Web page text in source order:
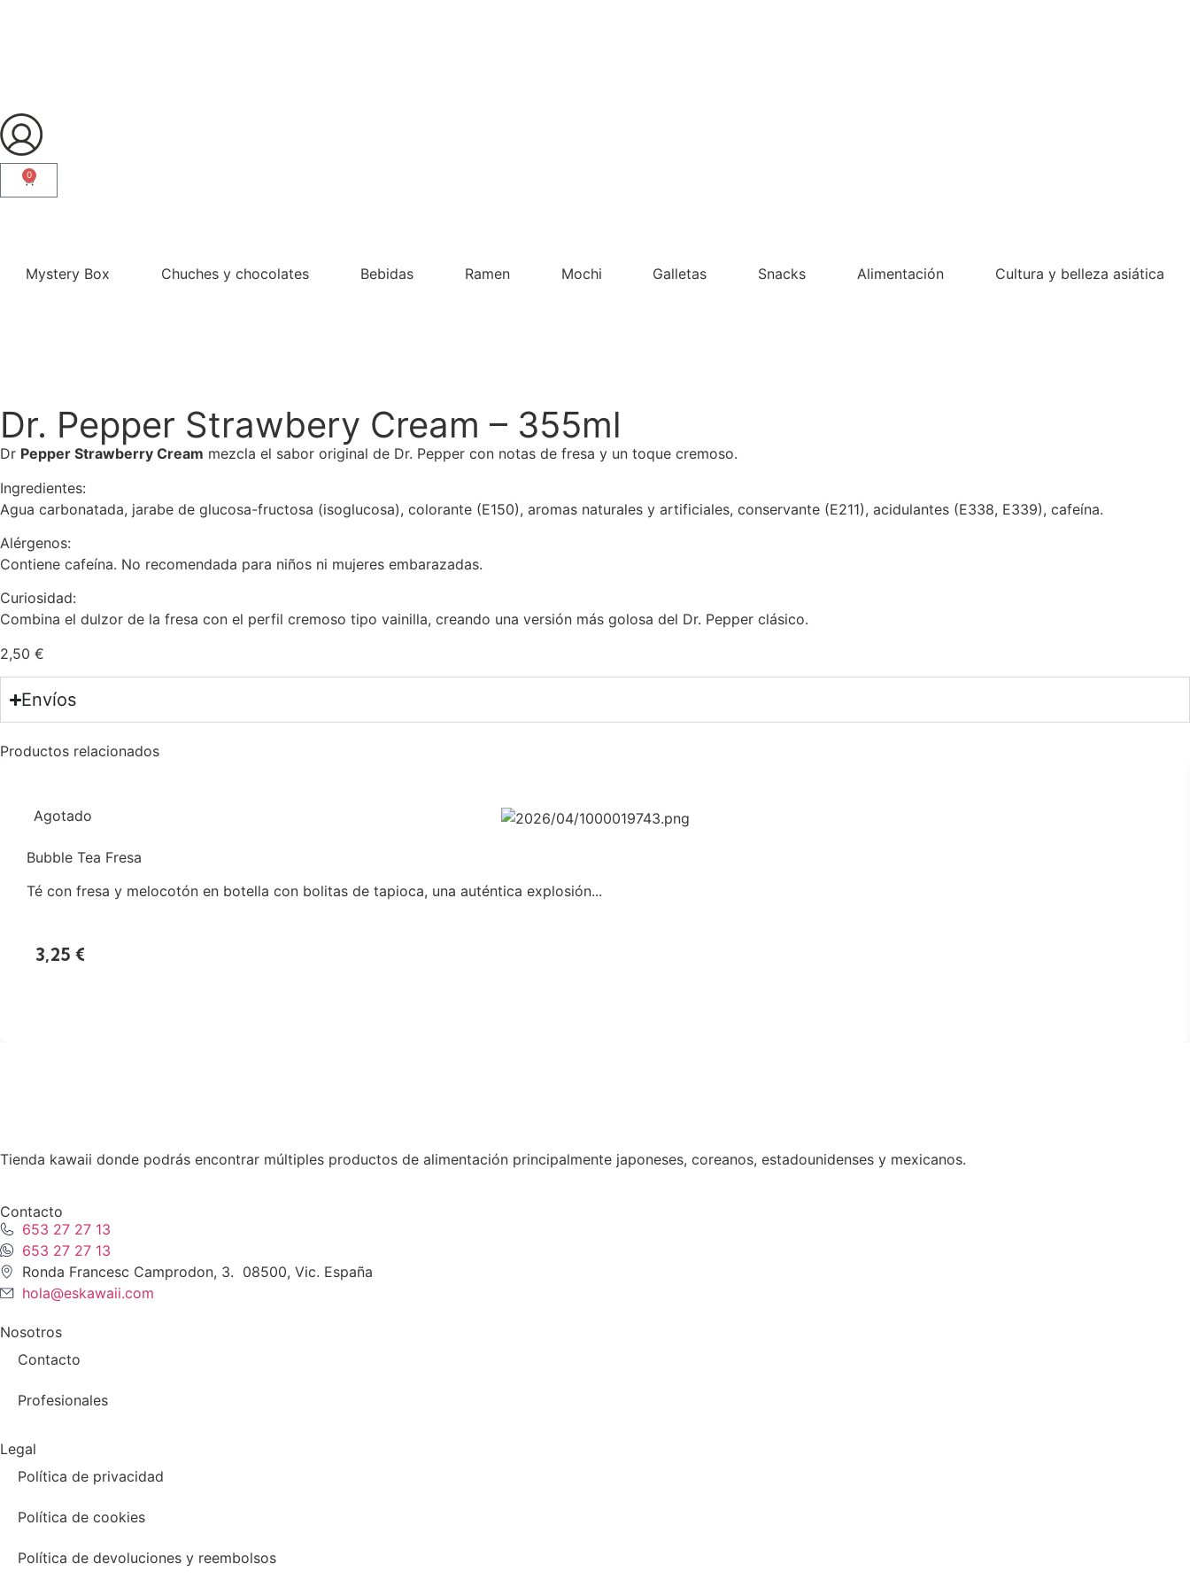
0
Mystery Box Chuches y chocolates Bebidas Ramen Mochi Galletas Snacks Alimentación Cultura y belleza asiática
Dr. Pepper Strawbery Cream – 355ml
Dr Pepper Strawberry Cream mezcla el sabor original de Dr. Pepper con notas de fresa y un toque cremoso.
Ingredientes:
Agua carbonatada, jarabe de glucosa-fructosa (isoglucosa), colorante (E150), aromas naturales y artificiales, conservante (E211), acidulantes (E338, E339), cafeína.
Alérgenos:
Contiene cafeína. No recomendada para niños ni mujeres embarazadas.
Curiosidad:
Combina el dulzor de la fresa con el perfil cremoso tipo vainilla, creando una versión más golosa del Dr. Pepper clásico.
2,50 €
Envíos
Productos relacionados
Agotado
Bubble Tea Fresa
Té con fresa y melocotón en botella con bolitas de tapioca, una auténtica explosión...
3,25 €
Tienda kawaii donde podrás encontrar múltiples productos de alimentación principalmente japoneses, coreanos, estadounidenses y mexicanos.
Contacto
653 27 27 13
653 27 27 13
Ronda Francesc Camprodon, 3. 08500, Vic. España
hola@eskawaii.com
Nosotros
Contacto
Profesionales
Legal
Política de privacidad
Política de cookies
Política de devoluciones y reembolsos